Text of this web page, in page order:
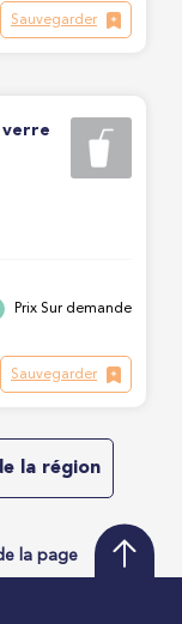
Sauvegarder
verre
Prix Sur demande
Sauvegarder
la région
la page